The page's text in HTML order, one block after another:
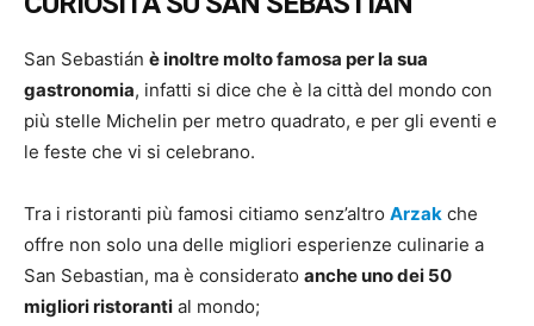
San Sebastián è inoltre molto famosa per la sua
gastronomia, infatti si dice che è la città del mondo con
più stelle Michelin per metro quadrato, e per gli eventi e
le feste che vi si celebrano.
Tra i ristoranti più famosi citiamo senz’altro Arzak che
offre non solo una delle migliori esperienze culinarie a
San Sebastian, ma è considerato anche uno dei 50
migliori ristoranti al mondo;